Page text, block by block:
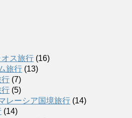
ス旅行 (16)
旅行 (13)
行 (7)
行 (5)
レーシア国境旅行 (14)
(14)